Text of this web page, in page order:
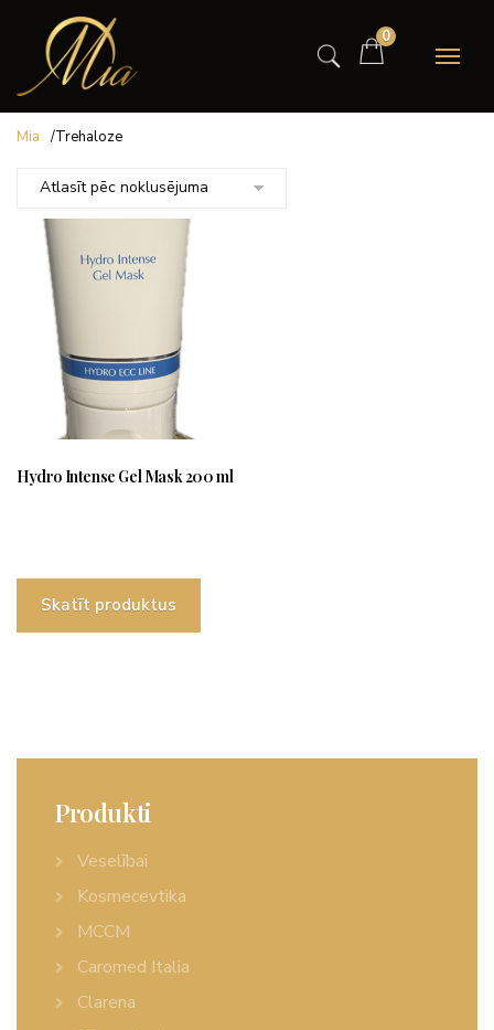
0
Mia /Trehaloze
Hydro Intense Gel Mask 200 ml
Skatīt produktus
Produkti
Veselībai
Kosmecevtika
MCCM
Caromed Italia
Clarena